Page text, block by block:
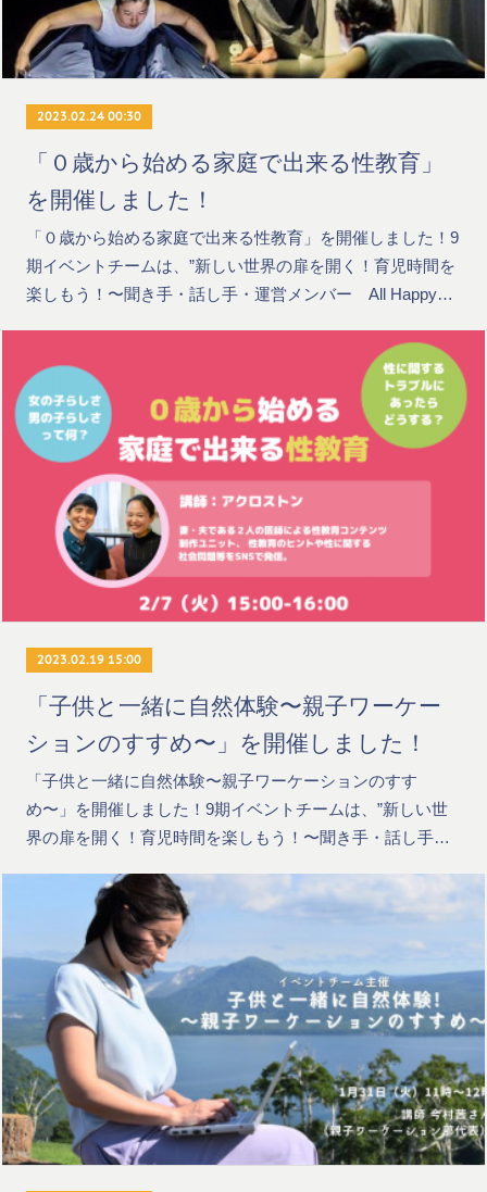
2023.02.24 00:30
「０歳から始める家庭で出来る性教育」
を開催しました！
「０歳から始める家庭で出来る性教育」を開催しました！9
期イベントチームは、”新しい世界の扉を開く！育児時間を
楽しもう！〜聞き手・話し手・運営メンバー All Happy…
2023.02.19 15:00
「子供と一緒に自然体験〜親子ワーケー
ションのすすめ〜」を開催しました！
「子供と一緒に自然体験〜親子ワーケーションのすす
め〜」を開催しました！9期イベントチームは、”新しい世
界の扉を開く！育児時間を楽しもう！〜聞き手・話し手…